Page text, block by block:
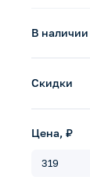
В наличии
Скидки
Цена, ₽